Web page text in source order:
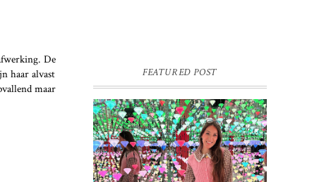
De
haar alvast
maar
FEATURED POST
16 JAAR SPRINKLES ON A
CUPCAKE